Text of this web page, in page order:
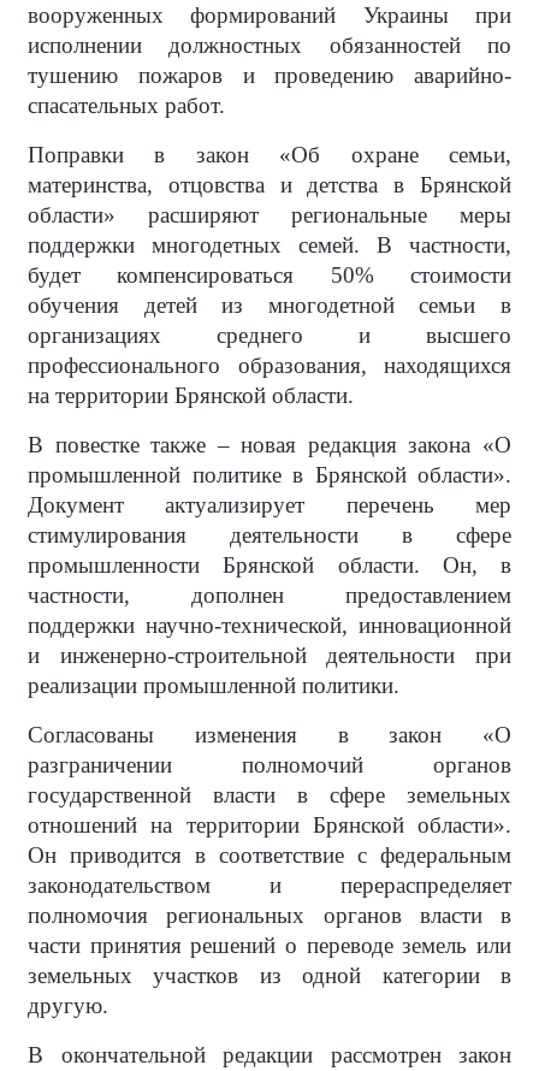
вооруженных формирований Украины при
исполнении должностных обязанностей по
тушению пожаров и проведению аварийно-
спасательных работ.
Поправки в закон «Об охране семьи,
материнства, отцовства и детства в Брянской
области» расширяют региональные меры
поддержки многодетных семей. В частности,
будет компенсироваться 50% стоимости
обучения детей из многодетной семьи в
организациях среднего и высшего
профессионального образования, находящихся
на территории Брянской области.
В повестке также – новая редакция закона «О
промышленной политике в Брянской области».
Документ актуализирует перечень мер
стимулирования деятельности в сфере
промышленности Брянской области. Он, в
частности, дополнен предоставлением
поддержки научно-технической, инновационной
и инженерно-строительной деятельности при
реализации промышленной политики.
Согласованы изменения в закон «О
разграничении полномочий органов
государственной власти в сфере земельных
отношений на территории Брянской области».
Он приводится в соответствие с федеральным
законодательством и перераспределяет
полномочия региональных органов власти в
части принятия решений о переводе земель или
земельных участков из одной категории в
другую.
В окончательной редакции рассмотрен закон